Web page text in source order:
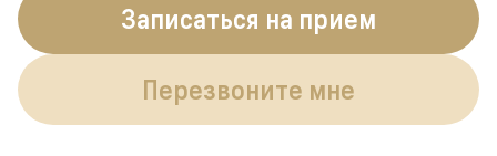
Записаться на прием
Перезвоните мне